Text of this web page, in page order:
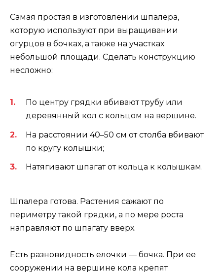
Самая простая в изготовлении шпалера,
которую используют при выращивании
огурцов в бочках, а также на участках
небольшой площади. Сделать конструкцию
несложно:
По центру грядки вбивают трубу или
деревянный кол с кольцом на вершине.
На расстоянии 40–50 см от столба вбивают
по кругу колышки;
Натягивают шпагат от кольца к колышкам.
Шпалера готова. Растения сажают по
периметру такой грядки, а по мере роста
направляют по шпагату вверх.
Есть разновидность елочки — бочка. При ее
сооружении на вершине кола крепят